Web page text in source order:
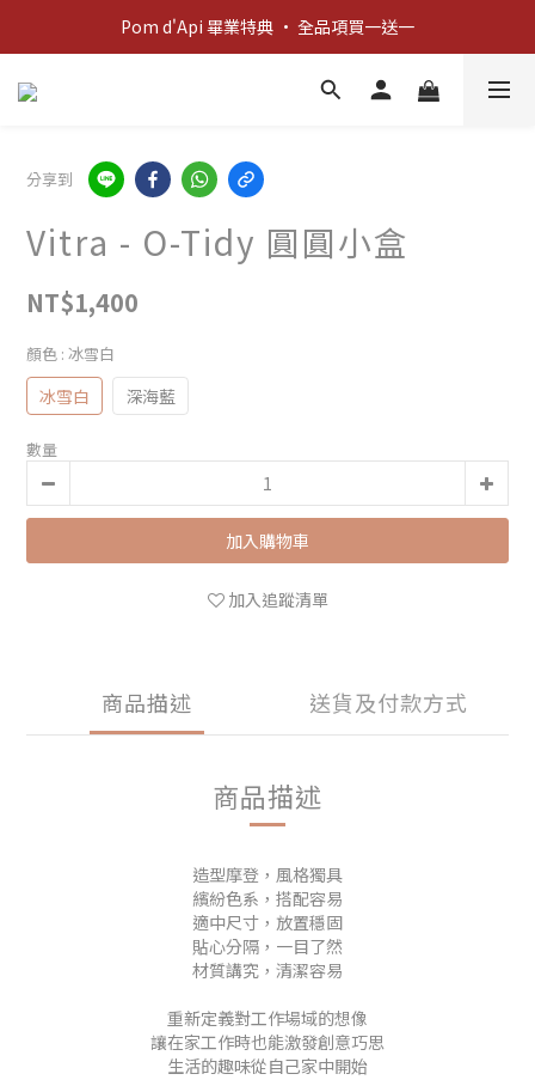
新客歡迎禮：輸入 "welcome10" 享首單九折！
Pom d'Api 畢業特典 · 全品項買一送一
新客歡迎禮：輸入 "welcome10" 享首單九折！
分享到
Vitra - O-Tidy 圓圓小盒
NT$1,400
顏色 : 冰雪白
冰雪白 深海藍
數量
加入購物車
加入追蹤清單
商品描述 送貨及付款方式
商品描述
造型摩登，風格獨具
繽紛色系，搭配容易
適中尺寸，放置穩固
貼心分隔，一目了然
材質講究，清潔容易
重新定義對工作場域的想像
讓在家工作時也能激發創意巧思
生活的趣味從自己家中開始